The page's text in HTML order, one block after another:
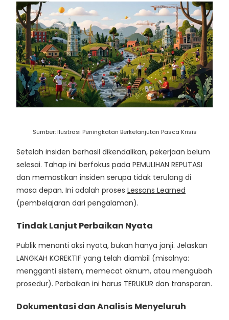
Sumber: Ilustrasi Peningkatan Berkelanjutan Pasca Krisis
Setelah insiden berhasil dikendalikan, pekerjaan belum
selesai. Tahap ini berfokus pada PEMULIHAN REPUTASI
dan memastikan insiden serupa tidak terulang di
masa depan. Ini adalah proses Lessons Learned
(pembelajaran dari pengalaman).
Tindak Lanjut Perbaikan Nyata
Publik menanti aksi nyata, bukan hanya janji. Jelaskan
LANGKAH KOREKTIF yang telah diambil (misalnya:
mengganti sistem, memecat oknum, atau mengubah
prosedur). Perbaikan ini harus TERUKUR dan transparan.
Dokumentasi dan Analisis Menyeluruh